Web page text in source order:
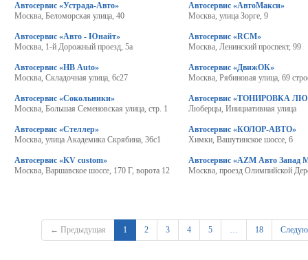
Автосервис «Устрада-Авто»
Москва, Беломорская улица, 40
Автосервис «Авто - Юнайт»
Москва, 1-й Дорожный проезд, 5а
Автосервис «HB Auto»
Москва, Складочная улица, 6с27
Автосервис «Сокольники»
Москва, Большая Семеновская улица, стр. 1
Автосервис «Стеллер»
Москва, улица Академика Скрябина, 36с1
Автосервис «KV custom»
Москва, Варшавское шоссе, 170 Г, ворота 12
Автосервис «АвтоМакси»
Москва, улица Зорге, 9
Автосервис «RCM»
Москва, Ленинский проспект, 99
Автосервис «ДвижОК»
Москва, Рябиновая улица, 69
Автосервис «ТОНИРОВКА
Люберцы, Инициативная улица
Автосервис «КОЛОР-АВТО»
Химки, Вашутинское шоссе, 6
Автосервис «AZM Авто Запад
Москва, проезд Олимпийской
← Предыдущая 1 2 3 4 5 … 18